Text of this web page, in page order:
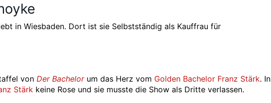
in Wiesbaden. Dort ist sie Selbstständig als Kauffrau für
von Der Bachelorum das Herz vom Golden Bachelor Franz Stärk. In
Stärk keine Rose und sie musste die Show als Dritte verlassen.